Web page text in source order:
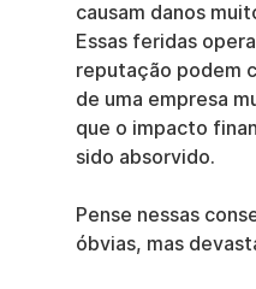
causam danos
Essas feridas
reputação podem
de uma empresa
que o impacto
sido absorvido.
Pense nessas
óbvias, mas